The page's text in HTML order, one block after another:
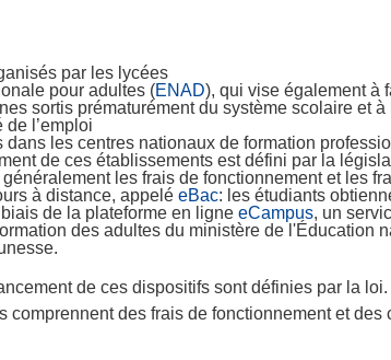
par les lycées
pour adultes (ENAD), qui vise également à
sortis prématurément du système scolaire et à
de l’emploi
dans les centres nationaux de formation
de ces établissements est défini par la
les frais de fonctionnement et les
à distance, appelé eBac: les étudiants
de la plateforme en ligne eCampus, un
des adultes du ministère de l'Éducation
de ces dispositifs sont définies par la
comprennent des frais de fonctionnement et des